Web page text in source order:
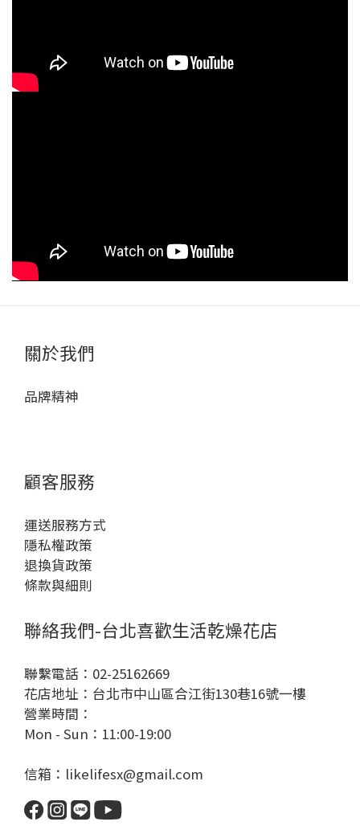
關於我們
品牌精神
顧客服務
運送服務方式
隱私權政策
退換貨政策
條款與細則
聯絡我們-台北喜歡生活乾燥花店
聯繫電話：02-25162669
花店地址：台北市中山區合江街130巷16號一樓
營業時間：
Mon - Sun：11:00-19:00
信箱：likelifesx@gmail.com